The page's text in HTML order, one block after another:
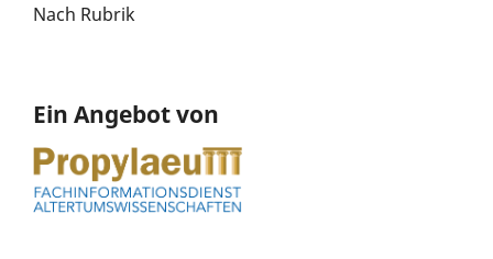
Nach Rubrik
Ein Angebot von